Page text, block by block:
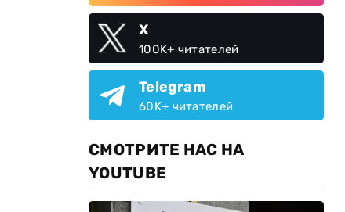
X
100K+ читателей
Telegram
60K+ читателей
СМОТРИТЕ НАС НА
YOUTUBE